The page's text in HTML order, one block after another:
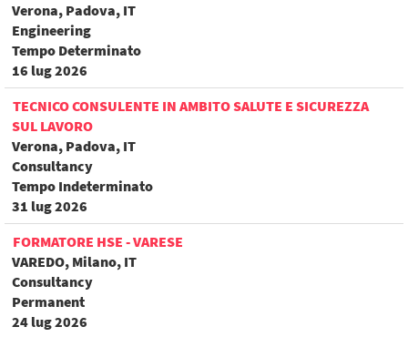
Verona, Padova, IT
Engineering
Tempo Determinato
16 lug 2026
TECNICO CONSULENTE IN AMBITO SALUTE E SICUREZZA
SUL LAVORO
Verona, Padova, IT
Consultancy
Tempo Indeterminato
31 lug 2026
FORMATORE HSE - VARESE
VAREDO, Milano, IT
Consultancy
Permanent
24 lug 2026